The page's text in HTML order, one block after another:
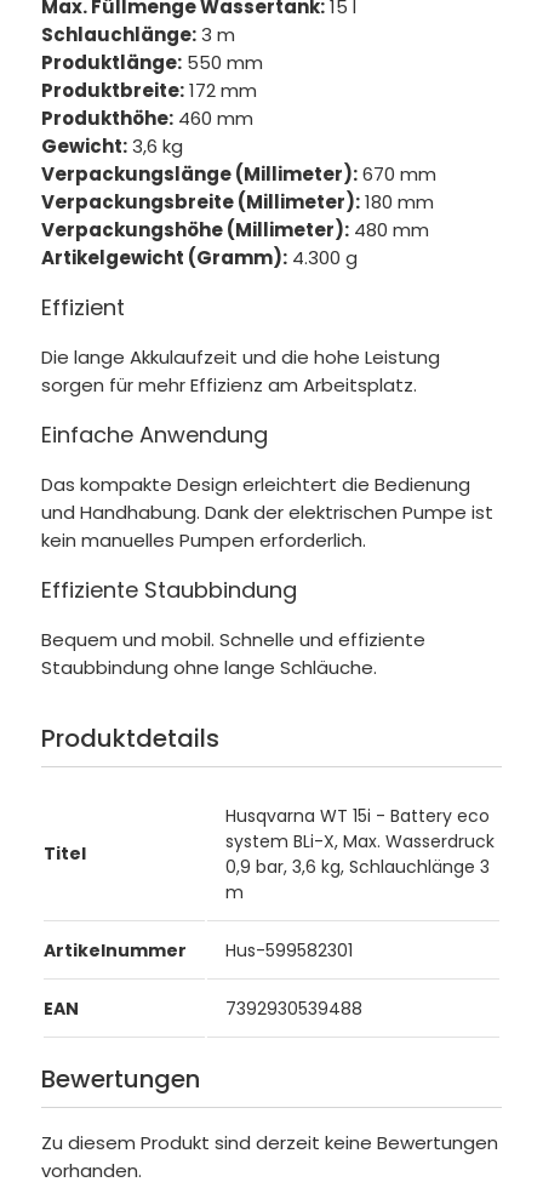
Max. Füllmenge Wassertank:15 l
Schlauchlänge:3 m
Produktlänge:550 mm
Produktbreite:172 mm
Produkthöhe:460 mm
Gewicht:3,6 kg
Verpackungslänge (Millimeter):670 mm
Verpackungsbreite (Millimeter):180 mm
Verpackungshöhe (Millimeter):480 mm
Artikelgewicht (Gramm):4.300 g
Effizient
Die lange Akkulaufzeit und die hohe Leistung
sorgen für mehr Effizienz am Arbeitsplatz.
Einfache Anwendung
Das kompakte Design erleichtert die Bedienung
und Handhabung. Dank der elektrischen Pumpe ist
kein manuelles Pumpen erforderlich.
Effiziente Staubbindung
Bequem und mobil. Schnelle und effiziente
Staubbindung ohne lange Schläuche.
Produktdetails
Titel
Husqvarna WT 15i - Battery eco
system BLi-X, Max. Wasserdruck
0,9 bar, 3,6 kg, Schlauchlänge 3
m
Artikelnummer Hus-599582301
EAN 7392930539488
Bewertungen
Zu diesem Produkt sind derzeit keine Bewertungen
vorhanden.